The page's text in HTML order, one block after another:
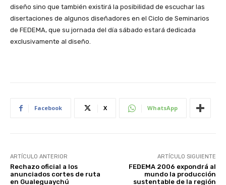
diseño sino que también existirá la posibilidad de escuchar las
disertaciones de algunos diseñadores en el Ciclo de Seminarios
de FEDEMA, que su jornada del día sábado estará dedicada
exclusivamente al diseño.
Facebook X WhatsApp
ARTÍCULO ANTERIOR
Rechazo oficial a los
anunciados cortes de ruta
en Gualeguaychú
ARTÍCULO SIGUIENTE
FEDEMA 2006 expondrá al
mundo la producción
sustentable de la región